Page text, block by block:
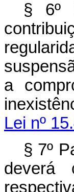
§ 6º
a
Lei nº
§ 7º
deverá